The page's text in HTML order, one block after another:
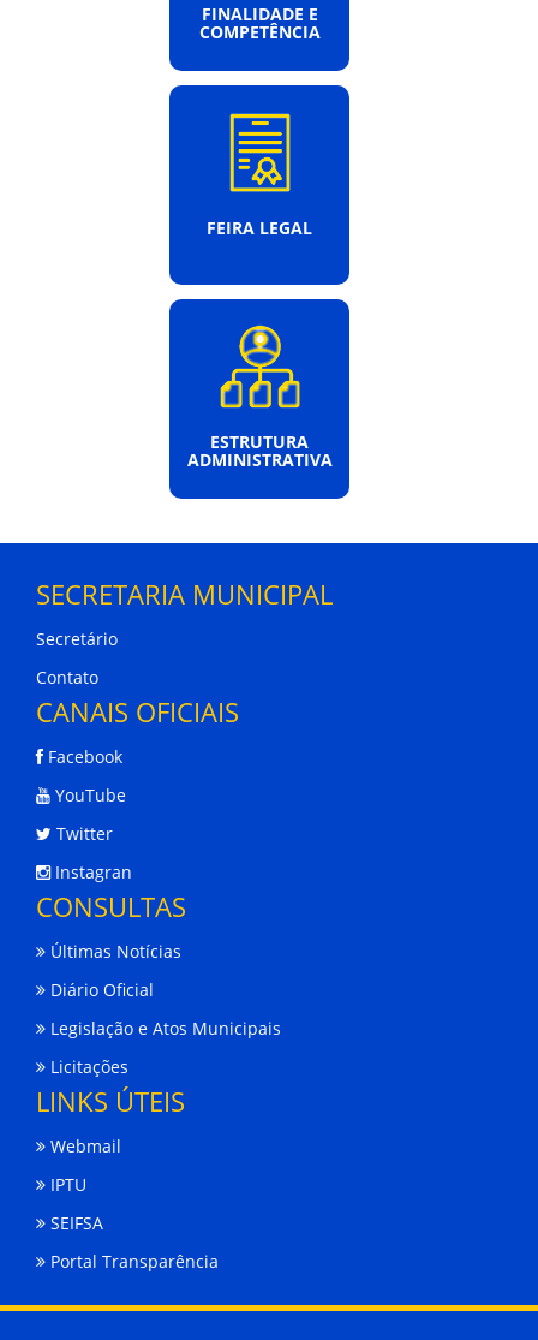
FINALIDADE E
COMPETÊNCIA
FEIRA LEGAL
ESTRUTURA
ADMINISTRATIVA
SECRETARIA MUNICIPAL
Secretário
Contato
CANAIS OFICIAIS
Facebook
YouTube
Twitter
Instagran
CONSULTAS
Últimas Notícias
Diário Oficial
Legislação e Atos Municipais
Licitações
LINKS ÚTEIS
Webmail
IPTU
SEIFSA
Portal Transparência